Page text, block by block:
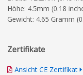
Höhe: 4.5mm (0.18
Gewicht: 4.65 Gramm
Zertifikate
Ansicht CE Zertifikat